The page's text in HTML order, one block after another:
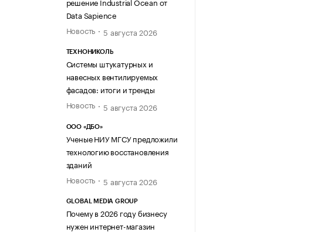
Data Sapience
Новость
5 августа 2026
ТЕХНОНИКОЛЬ
Системы штукатурных и
навесных вентилируемых
фасадов: итоги и тренды
Новость
5 августа 2026
ООО «ДБО»
Ученые НИУ МГСУ предложили
технологию восстановления
зданий
Новость
5 августа 2026
GLOBAL MEDIA GROUP
Почему в 2026 году бизнесу
нужен интернет-магазин